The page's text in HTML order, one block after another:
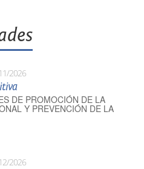
2026
DE PROMOCIÓN DE LA
Y PREVENCIÓN DE LA
2026